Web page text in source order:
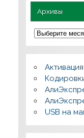
Архивы
А
р
х
и
ы
USB на